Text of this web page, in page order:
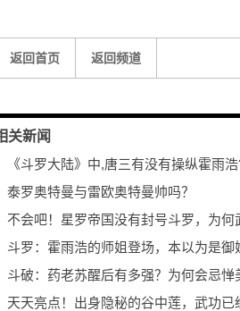
返回首页 返回频道
关新闻
《斗罗大陆》中,唐三有没有操纵霍雨
泰罗奥特曼与雷欧奥特曼帅吗？
不会吧！星罗帝国没有封号斗罗，为
斗罗：霍雨浩的师姐登场，本以为是
斗破：药老苏醒后有多强？为何会忌
天天亮点！出身隐秘的谷中莲，武功